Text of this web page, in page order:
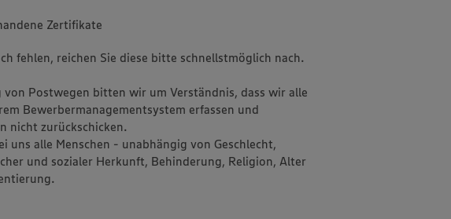
Zertifikate
fehlen, reichen Sie diese bitte schnellstmöglich nach.
von Postwegen bitten wir um Verständnis, dass wir alle
Bewerbermanagementsystem erfassen und
nicht zurückschicken.
uns alle Menschen - unabhängig von Geschlecht,
und sozialer Herkunft, Behinderung, Religion, Alter